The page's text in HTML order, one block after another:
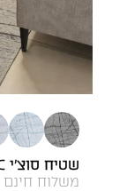
שטיח סוצ'י BIANC
משלוח חינם